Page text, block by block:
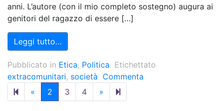
anni. L’autore (con il mio completo sostegno) augura ai
genitori del ragazzo di essere […]
Leggi tutto…
Pubblicato in Etica, Politica Etichettato
extracomunitari, società Commenta
« Previous page
2 3 4 » Next page
8